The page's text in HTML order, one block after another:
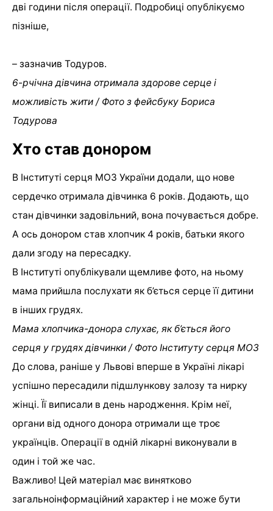
дві години після операції. Подробиці опублікуємо
пізніше,
– зазначив Тодуров.
6-рчічна дівчина отримала здорове серце і
можливість жити / Фото з фейсбуку Бориса
Тодурова
Хто став донором
В Інституті серця МОЗ України додали, що нове
сердечко отримала дівчинка 6 років. Додають, що
стан дівчинки задовільний, вона почувається добре.
А ось донором став хлопчик 4 років, батьки якого
дали згоду на пересадку.
В Інституті опублікували щемливе фото, на ньому
мама прийшла послухати як б’ється серце її дитини
в інших грудях.
Мама хлопчика-донора слухає, як б’ється його
серця у грудях дівчинки / Фото Інституту серця МОЗ
До слова, раніше у Львові вперше в Україні лікарі
успішно пересадили підшлункову залозу та нирку
жінці. Її виписали в день народження. Крім неї,
органи від одного донора отримали ще троє
українців. Операції в одній лікарні виконували в
один і той же час.
Важливо! Цей матеріал має винятково
загальноінформаційний характер і не може бути